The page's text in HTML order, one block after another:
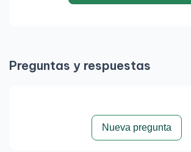
Preguntas y respuestas
Nueva pregunta